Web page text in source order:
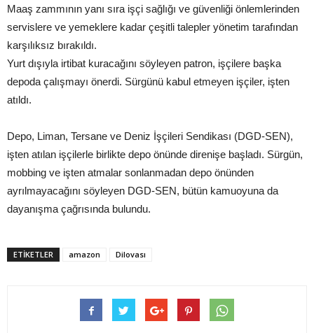
Maaş zammının yanı sıra işçi sağlığı ve güvenliği önlemlerinden
servislere ve yemeklere kadar çeşitli talepler yönetim tarafından
karşılıksız bırakıldı.
Yurt dışıyla irtibat kuracağını söyleyen patron, işçilere başka
depoda çalışmayı önerdi. Sürgünü kabul etmeyen işçiler, işten
atıldı.
Depo, Liman, Tersane ve Deniz İşçileri Sendikası (DGD-SEN),
işten atılan işçilerle birlikte depo önünde direnişe başladı. Sürgün,
mobbing ve işten atmalar sonlanmadan depo önünden
ayrılmayacağını söyleyen DGD-SEN, bütün kamuoyuna da
dayanışma çağrısında bulundu.
ETIKETLER amazon Dilovası